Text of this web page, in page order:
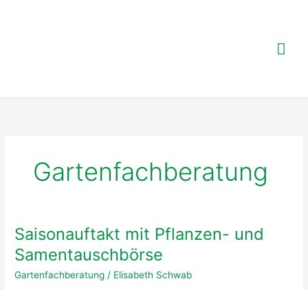
Gartenfachberatung
Saisonauftakt mit Pflanzen- und
Samentauschbörse
Gartenfachberatung / Elisabeth Schwab